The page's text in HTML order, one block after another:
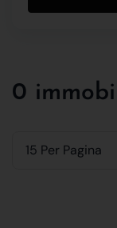
0
15 Per Pagina